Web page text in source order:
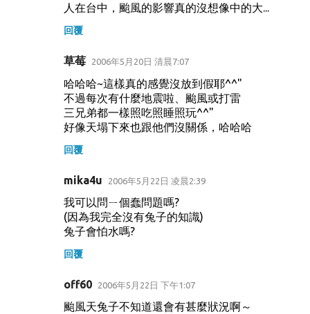
人在台中，颱風的影響真的沒想像中的大...
回覆
草莓 2006年5月20日 清晨7:07
哈哈哈~這樣真的感覺沒放到假耶^^"
不過每次有什麼地震啦、颱風或打雷
三兄弟都一樣照吃照睡照玩^^"
好像天塌下來也跟他們沒關係，哈哈哈
回覆
mika4u 2006年5月22日 凌晨2:39
我可以問ㄧ個蠢問題嗎?
(因為我完全沒有兔子的知識)
兔子會怕水嗎?
回覆
off60 2006年5月22日 下午1:07
颱風天兔子不知道還會有甚麼狀況啊～